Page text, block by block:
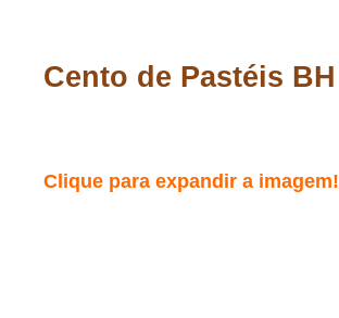
Cento de Pastéis BH
Clique para expandir a imagem!